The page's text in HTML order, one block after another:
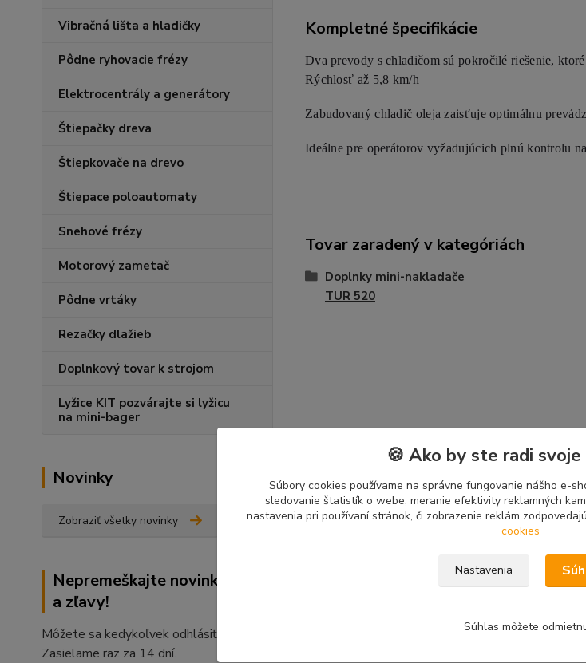
Vibračná lišta a hladičky
Pôdne ryhovacie frézy
Elektrocentrály a generátory
Štiepačky dreva
Štiepkovače na drevo
Štiepace poloautomaty
Snehové frézy
Motorový zametač
Pôdne vrtáky
Rezačky dlažieb
Doplnkový tovar k strojom
Lyžice KIT pozvárajte si lyžicu
na mini-bager
Novinky
Zobraziť všetky novinky
Nepremeškajte novinky, akcie
a zľavy!
Môžete sa kedykoľvek odhlásiť.
Zasielame raz za 14 dní.
Kompletné špecifikácie
Dva prevody s chladičom sú pokročilé riešenie,
Rýchlosť až 5,8 km/h
Zabudovaný chladič oleja zaisťuje optimálnu
Ideálne pre operátorov vyžadujúcich plnú kontrolu
Tovar zaradený v kategóriách
Doplnky mini-nakladače
TUR 520
🍪 Ako by ste radi svoje
Súbory cookies používame na správne fungovanie nášho e-
sledovanie štatistík o webe, meranie efektivity reklamných
nastavenia pri používaní stránok, či zobrazenie reklám
cookies
Nastavenia
Súhlas môžete